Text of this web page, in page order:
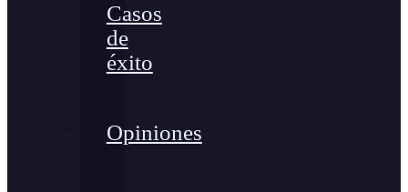
Casos
de
éxito
Opiniones